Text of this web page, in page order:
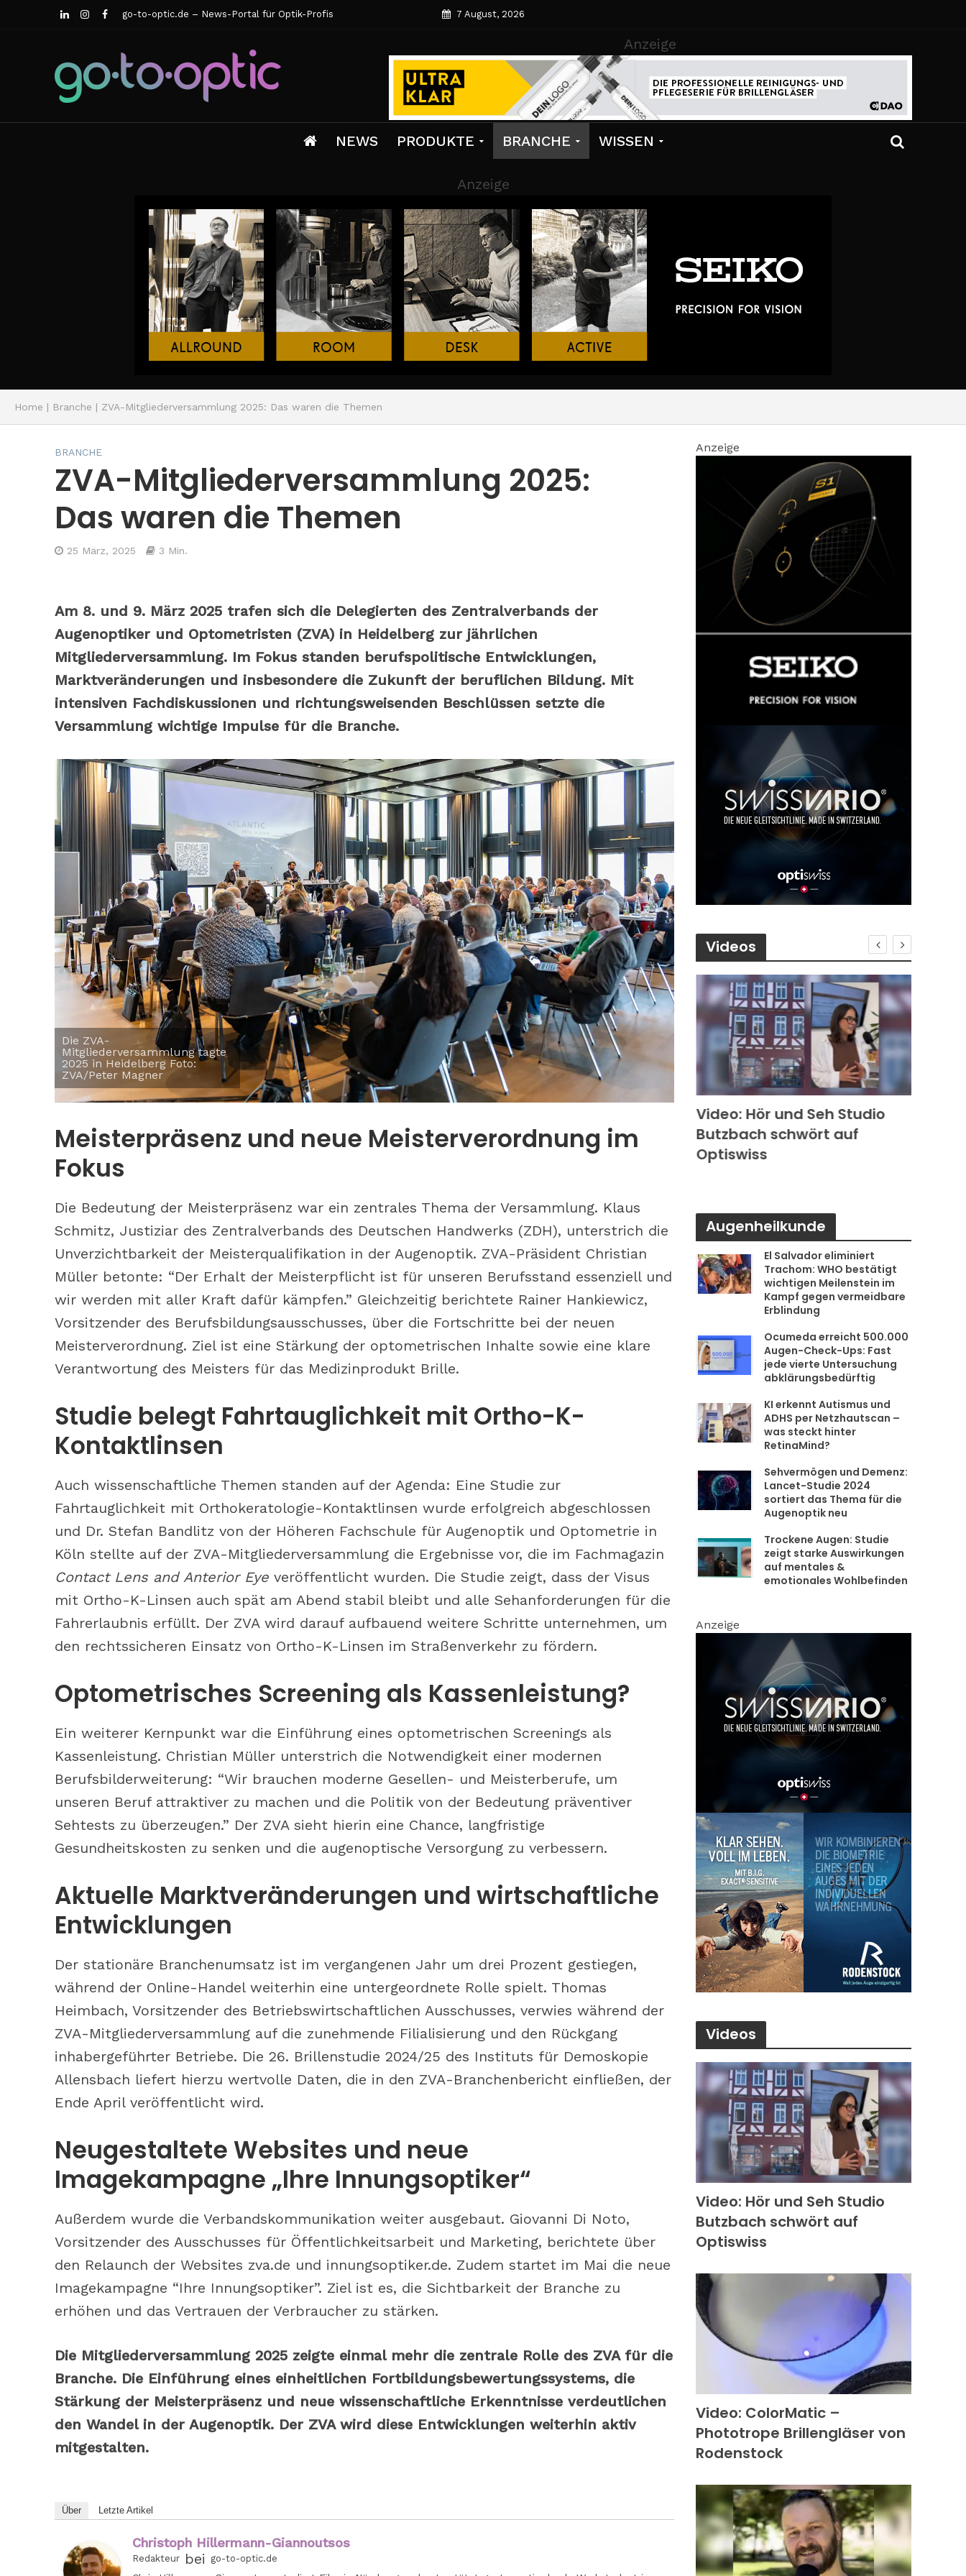
go-to-optic.de – News-Portal für Optik-Profis 7 August, 2026
Anzeige
NEWS PRODUKTE BRANCHE WISSEN
Anzeige
Home | Branche | ZVA-Mitgliederversammlung 2025: Das waren die Themen
BRANCHE
ZVA-Mitgliederversammlung 2025:
Das waren die Themen
25 März, 2025 3 Min.
Am 8. und 9. März 2025 trafen sich die Delegierten des Zentralverbands der
Augenoptiker und Optometristen (ZVA) in Heidelberg zur jährlichen
Mitgliederversammlung. Im Fokus standen berufspolitische Entwicklungen,
Marktveränderungen und insbesondere die Zukunft der beruflichen Bildung. Mit
intensiven Fachdiskussionen und richtungsweisenden Beschlüssen setzte die
Versammlung wichtige Impulse für die Branche.
Die ZVA-
Mitgliederversammlung tagte
2025 in Heidelberg Foto:
ZVA/Peter Magner
Meisterpräsenz und neue Meisterverordnung im
Fokus
Die Bedeutung der Meisterpräsenz war ein zentrales Thema der Versammlung. Klaus
Schmitz, Justiziar des Zentralverbands des Deutschen Handwerks (ZDH), unterstrich die
Unverzichtbarkeit der Meisterqualifikation in der Augenoptik. ZVA-Präsident Christian
Müller betonte: “Der Erhalt der Meisterpflicht ist für unseren Berufsstand essenziell und
wir werden mit aller Kraft dafür kämpfen.” Gleichzeitig berichtete Rainer Hankiewicz,
Vorsitzender des Berufsbildungsausschusses, über die Fortschritte bei der neuen
Meisterverordnung. Ziel ist eine Stärkung der optometrischen Inhalte sowie eine klare
Verantwortung des Meisters für das Medizinprodukt Brille.
Studie belegt Fahrtauglichkeit mit Ortho-K-
Kontaktlinsen
Auch wissenschaftliche Themen standen auf der Agenda: Eine Studie zur
Fahrtauglichkeit mit Orthokeratologie-Kontaktlinsen wurde erfolgreich abgeschlossen
und Dr. Stefan Bandlitz von der Höheren Fachschule für Augenoptik und Optometrie in
Köln stellte auf der ZVA-Mitgliederversammlung die Ergebnisse vor, die im Fachmagazin
Contact Lens and Anterior Eyeveröffentlicht wurden. Die Studie zeigt, dass der Visus
mit Ortho-K-Linsen auch spät am Abend stabil bleibt und alle Sehanforderungen für die
Fahrerlaubnis erfüllt. Der ZVA wird darauf aufbauend weitere Schritte unternehmen, um
den rechtssicheren Einsatz von Ortho-K-Linsen im Straßenverkehr zu fördern.
Optometrisches Screening als Kassenleistung?
Ein weiterer Kernpunkt war die Einführung eines optometrischen Screenings als
Kassenleistung. Christian Müller unterstrich die Notwendigkeit einer modernen
Berufsbilderweiterung: “Wir brauchen moderne Gesellen- und Meisterberufe, um
unseren Beruf attraktiver zu machen und die Politik von der Bedeutung präventiver
Sehtests zu überzeugen.” Der ZVA sieht hierin eine Chance, langfristige
Gesundheitskosten zu senken und die augenoptische Versorgung zu verbessern.
Aktuelle Marktveränderungen und wirtschaftliche
Entwicklungen
Der stationäre Branchenumsatz ist im vergangenen Jahr um drei Prozent gestiegen,
während der Online-Handel weiterhin eine untergeordnete Rolle spielt. Thomas
Heimbach, Vorsitzender des Betriebswirtschaftlichen Ausschusses, verwies während der
ZVA-Mitgliederversammlung auf die zunehmende Filialisierung und den Rückgang
inhabergeführter Betriebe. Die 26. Brillenstudie 2024/25 des Instituts für Demoskopie
Allensbach liefert hierzu wertvolle Daten, die in den ZVA-Branchenbericht einfließen, der
Ende April veröffentlicht wird.
Neugestaltete Websites und neue
Imagekampagne „Ihre Innungsoptiker“
Außerdem wurde die Verbandskommunikation weiter ausgebaut. Giovanni Di Noto,
Vorsitzender des Ausschusses für Öffentlichkeitsarbeit und Marketing, berichtete über
den Relaunch der Websites zva.de und innungsoptiker.de. Zudem startet im Mai die neue
Imagekampagne “Ihre Innungsoptiker”. Ziel ist es, die Sichtbarkeit der Branche zu
erhöhen und das Vertrauen der Verbraucher zu stärken.
Die Mitgliederversammlung 2025 zeigte einmal mehr die zentrale Rolle des ZVA für die
Branche. Die Einführung eines einheitlichen Fortbildungsbewertungssystems, die
Stärkung der Meisterpräsenz und neue wissenschaftliche Erkenntnisse verdeutlichen
den Wandel in der Augenoptik. Der ZVA wird diese Entwicklungen weiterhin aktiv
mitgestalten.
Über Letzte Artikel
Christoph Hillermann-Giannoutsos
Redakteurbei go-to-optic.de
Anzeige
Videos
phototropen Gläsern
Nürnberg: Was bringen
Bestandskunden-Events
Video: Hör und Seh Studio
Butzbach schwört auf
Optiswiss
Augenheilkunde
El Salvador eliminiert
Trachom: WHO bestätigt
wichtigen Meilenstein im
Kampf gegen vermeidbare
Erblindung
Ocumeda erreicht 500.000
Augen-Check-Ups: Fast
jede vierte Untersuchung
abklärungsbedürftig
KI erkennt Autismus und
ADHS per Netzhautscan –
was steckt hinter
RetinaMind?
Sehvermögen und Demenz:
Lancet-Studie 2024
sortiert das Thema für die
Augenoptik neu
Trockene Augen: Studie
zeigt starke Auswirkungen
auf mentales &
emotionales Wohlbefinden
Anzeige
Videos
Video: Hör und Seh Studio
Butzbach schwört auf
Optiswiss
Video: ColorMatic –
Phototrope Brillengläser von
Rodenstock